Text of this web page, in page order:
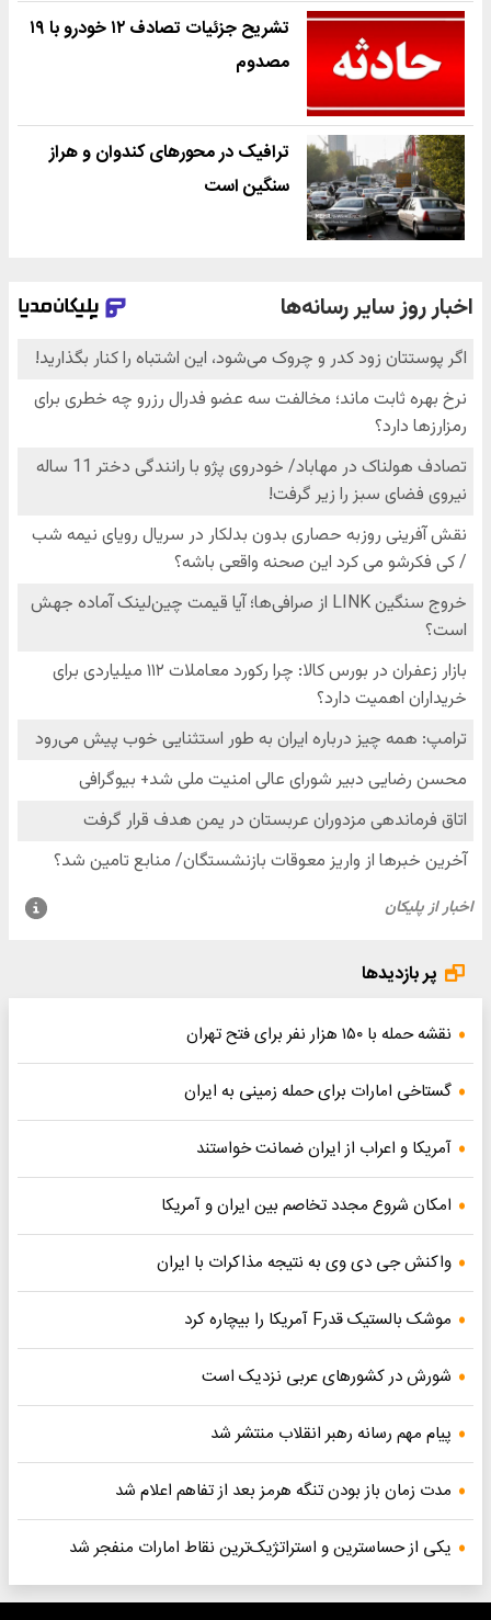
تشریح جزئیات تصادف ۱۲ خودرو با ۱۹
مصدوم
ترافیک در محورهای کندوان و هراز
سنگین است
پر بازدیدها
نقشه حمله با ۱۵۰ هزار نفر برای فتح تهران
گستاخی امارات برای حمله زمینی به ایران
آمریکا و اعراب از ایران ضمانت خواستند
امکان شروع مجدد تخاصم‌ بین ایران و آمریکا
واکنش جی دی وی به نتیجه مذاکرات با ایران
موشک بالستیک قدرF آمریکا را بیچاره کرد
شورش در کشورهای عربی نزدیک است
پیام مهم رسانه رهبر انقلاب منتشر شد
مدت زمان باز بودن تنگه هرمز بعد از تفاهم اعلام شد
یکی از حساسترین و استراتژیک‌ترین نقاط امارات منفجر شد